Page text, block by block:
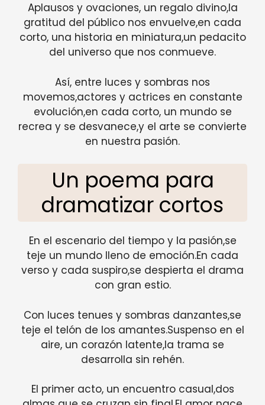
Aplausos y ovaciones, un regalo divino,la
gratitud del público nos envuelve,en cada
corto, una historia en miniatura,un pedacito
del universo que nos conmueve.
Así, entre luces y sombras nos
movemos,actores y actrices en constante
evolución,en cada corto, un mundo se
recrea y se desvanece,y el arte se convierte
en nuestra pasión.
Un poema para
dramatizar cortos
En el escenario del tiempo y la pasión,se
teje un mundo lleno de emoción.En cada
verso y cada suspiro,se despierta el drama
con gran estio.
Con luces tenues y sombras danzantes,se
teje el telón de los amantes.Suspenso en el
aire, un corazón latente,la trama se
desarrolla sin rehén.
El primer acto, un encuentro casual,dos